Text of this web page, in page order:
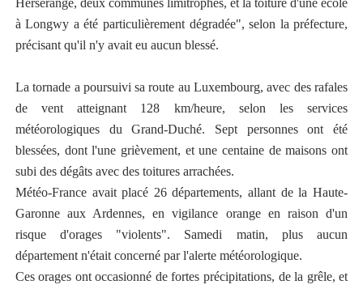
Herserange, deux communes limitrophes, et la toiture d'une école
à Longwy a été particulièrement dégradée", selon la préfecture,
précisant qu'il n'y avait eu aucun blessé.
La tornade a poursuivi sa route au Luxembourg, avec des rafales
de vent atteignant 128 km/heure, selon les services
météorologiques du Grand-Duché. Sept personnes ont été
blessées, dont l'une grièvement, et une centaine de maisons ont
subi des dégâts avec des toitures arrachées.
Météo-France avait placé 26 départements, allant de la Haute-
Garonne aux Ardennes, en vigilance orange en raison d'un
risque d'orages "violents". Samedi matin, plus aucun
département n'était concerné par l'alerte météorologique.
Ces orages ont occasionné de fortes précipitations, de la grêle, et